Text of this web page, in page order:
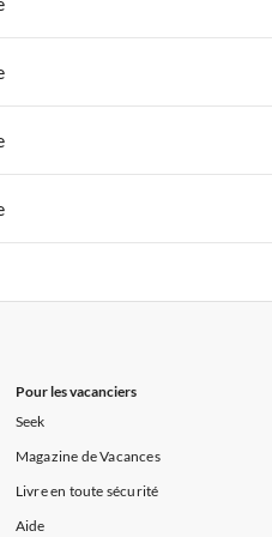
de Vacances à la Normandie
de Vacances à Paris-Ile de France
de Vacances à la Normandie
de Vacances à Paris-Ile de France
de Vacances à la Normandie
de Vacances à Paris-Ile de France
de Vacances à la Normandie
Pour les vacanciers
Seek
Magazine de Vacances
Livre en toute sécurité
Aide